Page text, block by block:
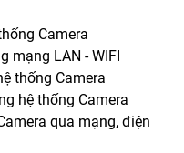
Camera
mạng LAN - WIFI
thống Camera
hệ thống Camera
qua mạng, điện